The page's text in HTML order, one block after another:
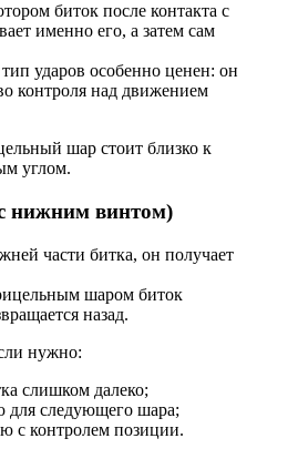
биток после контакта с
именно его, а затем сам
ударов особенно ценен: он
контроля над движением
шар стоит близко к
углом.
нижним винтом)
части битка, он получает
шаром биток
назад.
нужно:
слишком далеко;
для следующего шара;
с контролем позиции.